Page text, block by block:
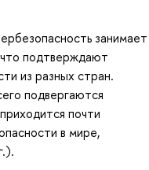
занимает
подтверждают
из разных стран.
подвергаются
почти
в мире,